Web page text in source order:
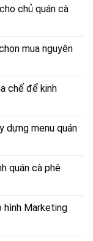
chủ quán cà
mua nguyên
chế để kinh
dựng menu quán
quán cà phê
hình Marketing